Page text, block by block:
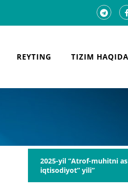
REYTING TIZIM HAQIDA
2025-yil “Atrof-muhitni
iqtisodiyot” yili”